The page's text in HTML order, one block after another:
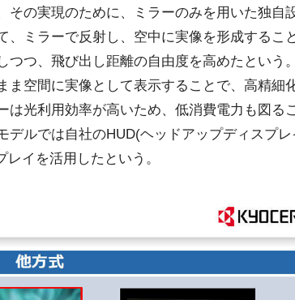
その実現のために、ミラーのみを用いた独自
ミラーで反射し、空中に実像を形成すること
つ、飛び出し距離の自由度を高めたという
ま空間に実像として表示することで、高精細
は光利用効率が高いため、低消費電力も図る
デルでは自社のHUD(ヘッドアップディスプレ
イを活用したという。